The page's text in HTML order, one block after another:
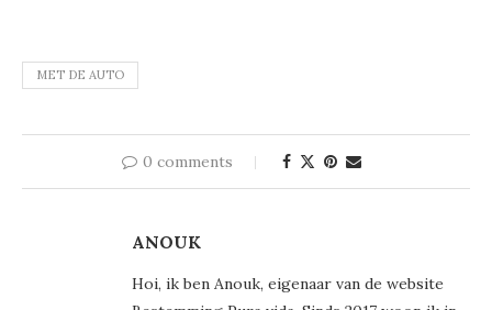
MET DE AUTO
0 comments
ANOUK
Hoi, ik ben Anouk, eigenaar van de website